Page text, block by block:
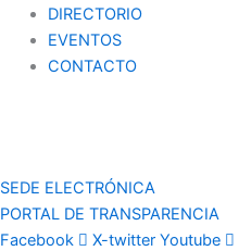
DIRECTORIO
EVENTOS
CONTACTO
SEDE ELECTRÓNICA
PORTAL DE TRANSPARENCIA
Facebook
X-twitter Youtube